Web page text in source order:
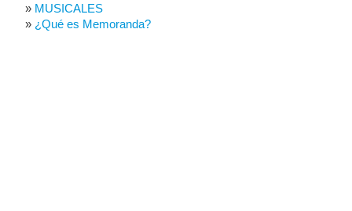
MUSICALES
¿Qué es Memoranda?